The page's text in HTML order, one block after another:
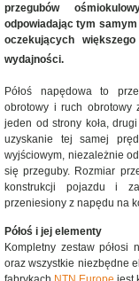
przegubów
odpowiadając tym
oczekujących
wydajności.
Półoś napędowa to
obrotowy i ruch obrotowy
jeden od strony koła,
uzyskanie tej samej
wyjściowym, niezależnie
się przeguby. Rozmiar
konstrukcji pojazdu i
przeniesiony z napędu na
Półoś i jej elementy
Kompletny zestaw półosi
oraz wszystkie niezbędne